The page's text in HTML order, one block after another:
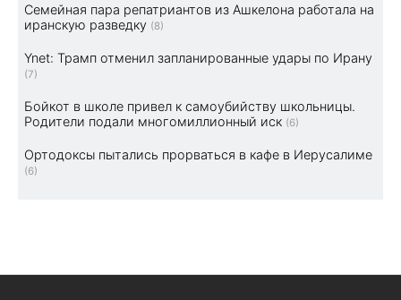
Семейная пара репатриантов из Ашкелона работала на
иранскую разведку (8)
Ynet: Трамп отменил запланированные удары по Ирану
(7)
Бойкот в школе привел к самоубийству школьницы.
Родители подали многомиллионный иск (6)
Ортодоксы пытались прорваться в кафе в Иерусалиме
(6)